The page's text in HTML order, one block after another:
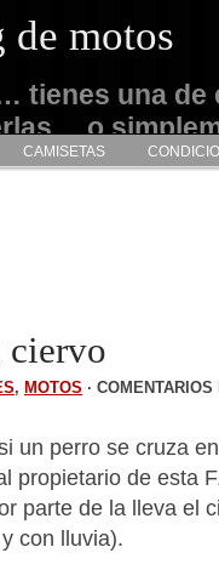
motos
tienes una de
o
CAMISETAS
ciervo
, MOTOS ·
un perro se cruza
propietario de esta
parte de la lleva el
con lluvia).